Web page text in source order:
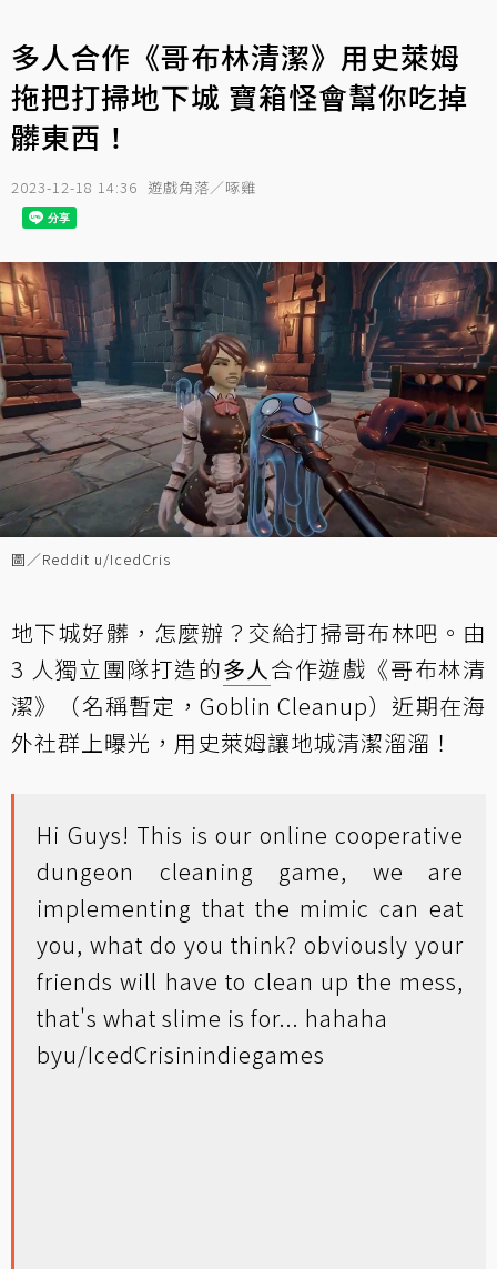
多人合作《哥布林清潔》用史萊姆
拖把打掃地下城 寶箱怪會幫你吃掉
髒東西！
2023-12-18 14:36 遊戲角落／啄雞
圖／Reddit u/IcedCris
地下城好髒，怎麼辦？交給打掃哥布林吧。由
3 人獨立團隊打造的多人合作遊戲《哥布林清
潔》（名稱暫定，Goblin Cleanup）近期在海
外社群上曝光，用史萊姆讓地城清潔溜溜！
Hi Guys! This is our online cooperative
dungeon cleaning game, we are
implementing that the mimic can eat
you, what do you think? obviously your
friends will have to clean up the mess,
that's what slime is for... hahaha
byu/IcedCrisinindiegames